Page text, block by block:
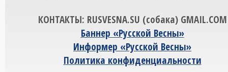
КОНТАКТЫ: RUSVESNA.SU (собака) GMAIL.COM
Баннер «Русской Весны»
Информер «Русской Весны»
Политика конфиденциальности